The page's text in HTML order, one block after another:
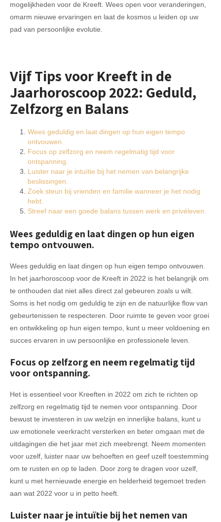
mogelijkheden voor de Kreeft. Wees open voor veranderingen,
omarm nieuwe ervaringen en laat de kosmos u leiden op uw
pad van persoonlijke evolutie.
Vijf Tips voor Kreeft in de
Jaarhoroscoop 2022: Geduld,
Zelfzorg en Balans
Wees geduldig en laat dingen op hun eigen tempo
ontvouwen.
Focus op zelfzorg en neem regelmatig tijd voor
ontspanning.
Luister naar je intuïtie bij het nemen van belangrijke
beslissingen.
Zoek steun bij vrienden en familie wanneer je het nodig
hebt.
Streef naar een goede balans tussen werk en privéleven.
Wees geduldig en laat dingen op hun eigen
tempo ontvouwen.
Wees geduldig en laat dingen op hun eigen tempo ontvouwen.
In het jaarhoroscoop voor de Kreeft in 2022 is het belangrijk om
te onthouden dat niet alles direct zal gebeuren zoals u wilt.
Soms is het nodig om geduldig te zijn en de natuurlijke flow van
gebeurtenissen te respecteren. Door ruimte te geven voor groei
en ontwikkeling op hun eigen tempo, kunt u meer voldoening en
succes ervaren in uw persoonlijke en professionele leven.
Focus op zelfzorg en neem regelmatig tijd
voor ontspanning.
Het is essentieel voor Kreeften in 2022 om zich te richten op
zelfzorg en regelmatig tijd te nemen voor ontspanning. Door
bewust te investeren in uw welzijn en innerlijke balans, kunt u
uw emotionele veerkracht versterken en beter omgaan met de
uitdagingen die het jaar met zich meebrengt. Neem momenten
voor uzelf, luister naar uw behoeften en geef uzelf toestemming
om te rusten en op te laden. Door zorg te dragen voor uzelf,
kunt u met hernieuwde energie en helderheid tegemoet treden
aan wat 2022 voor u in petto heeft.
Luister naar je intuïtie bij het nemen van